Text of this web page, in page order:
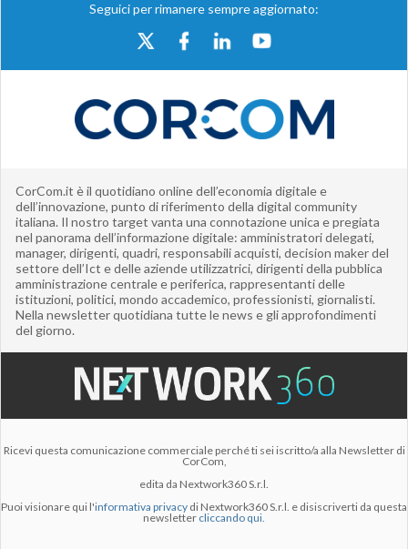
Seguici per rimanere sempre aggiornato:
CorCom.it è il quotidiano online dell’economia digitale e
dell’innovazione, punto di riferimento della digital community
italiana. Il nostro target vanta una connotazione unica e pregiata
nel panorama dell’informazione digitale: amministratori delegati,
manager, dirigenti, quadri, responsabili acquisti, decision maker del
settore dell’Ict e delle aziende utilizzatrici, dirigenti della pubblica
amministrazione centrale e periferica, rappresentanti delle
istituzioni, politici, mondo accademico, professionisti, giornalisti.
Nella newsletter quotidiana tutte le news e gli approfondimenti
del giorno.
Ricevi questa comunicazione commerciale perché ti sei iscritto/a alla Newsletter di
CorCom,
edita da Nextwork360 S.r.l.
Puoi visionare qui l'informativa privacy di Nextwork360 S.r.l. e disiscriverti da questa
newsletter cliccando qui.